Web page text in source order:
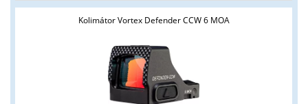
Kolimátor Vortex Defender CCW 6 MOA